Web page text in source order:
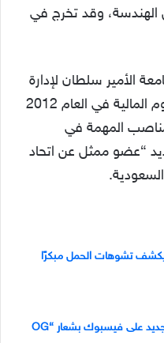
الهندسة، وقد تخرج في
الأمير سلطان لإدارة
الأعمال، وقد تخصص فيها بالعلوم المالية في العام 2012
المهمة في
“عضو ممثل عن اتحاد
السعودية.
يكشف تشوهات الحمل مبكرًا
تبويب الأصدقاء الجديد على فيسبوك بشعار “OG